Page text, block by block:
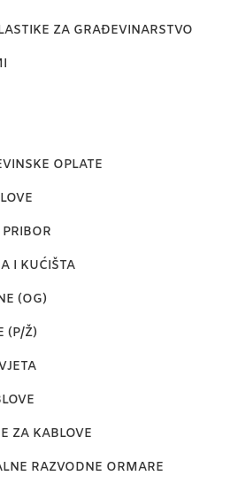
ZA GRAĐEVINARSTVO
OPLATE
I KUĆIŠTA
(OG)
(P/Ž)
ZA KABLOVE
RAZVODNE ORMARE